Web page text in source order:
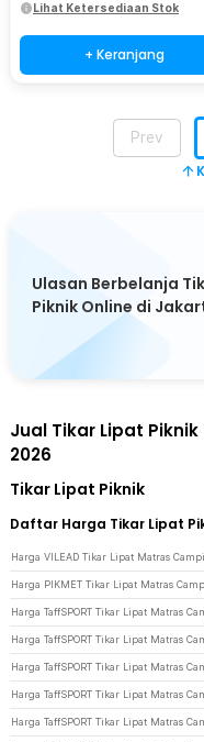
Lihat Ketersediaan Stok
+ Keranjang
Prev
Ulasan Berbelanja
Piknik Online di
Jual Tikar Lipat
2026
Tikar Lipat Piknik
Daftar Harga Tikar Lipat